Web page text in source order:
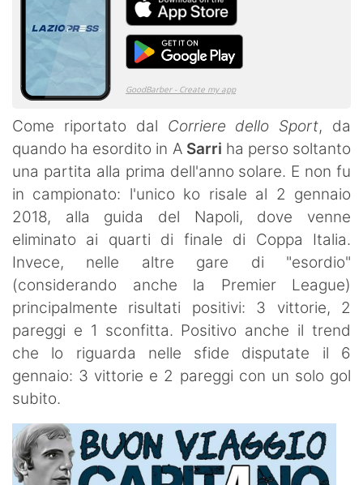
Come riportato dal Corriere dello Sport, da
quando ha esordito in A Sarri ha perso soltanto
una partita alla prima dell'anno solare. E non fu
in campionato: l'unico ko risale al 2 gennaio
2018, alla guida del Napoli, dove venne
eliminato ai quarti di finale di Coppa Italia.
Invece, nelle altre gare di "esordio"
(considerando anche la Premier League)
principalmente risultati positivi: 3 vittorie, 2
pareggi e 1 sconfitta. Positivo anche il trend
che lo riguarda nelle sfide disputate il 6
gennaio: 3 vittorie e 2 pareggi con un solo gol
subito.